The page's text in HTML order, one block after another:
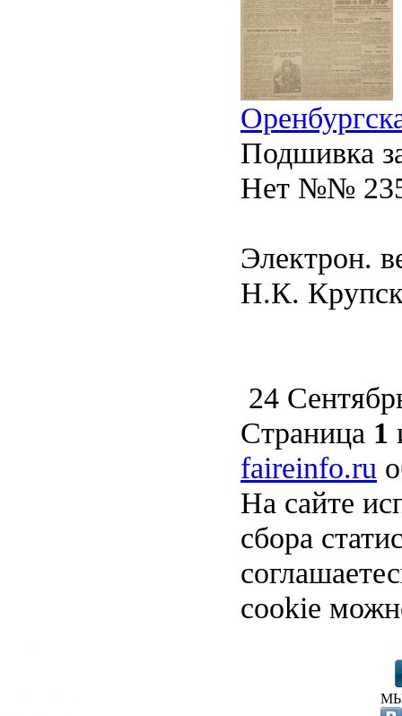
Подшивка
Нет №№
Электрон.
Н.К.
24
Страница 1
faireinfo.ru
На сайте
сбора
cookie